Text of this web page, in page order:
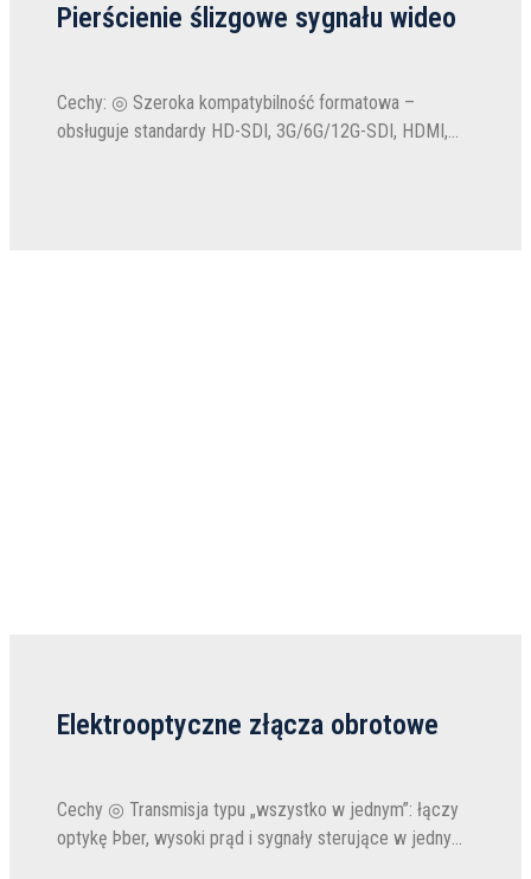
Pierścienie ślizgowe sygnału wideo
Cechy: ◎ Szeroka kompatybilność formatowa –
obsługuje standardy HD-SDI, 3G/6G/12G-SDI, HDMI,
Elektrooptyczne złącza obrotowe
Cechy ◎ Transmisja typu „wszystko w jednym”: łączy
optykę Þber, wysoki prąd i sygnały sterujące w jednym